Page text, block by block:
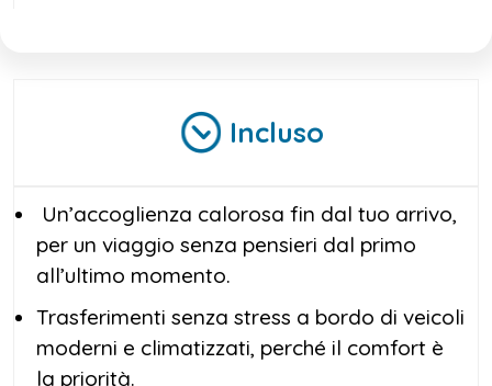
Incluso
Un’accoglienza calorosa fin dal tuo arrivo,
per un viaggio senza pensieri dal primo
all’ultimo momento.
Trasferimenti senza stress a bordo di veicoli
moderni e climatizzati, perché il comfort è
la priorità.